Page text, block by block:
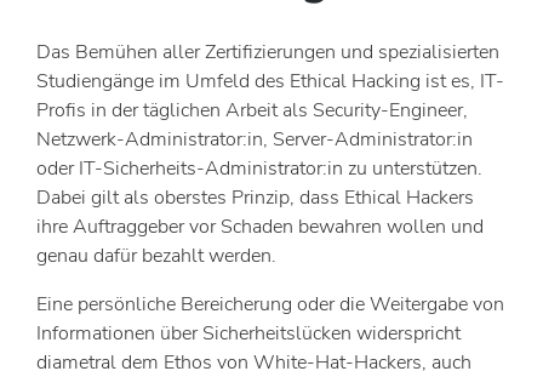
Das Bemühen aller Zertifizierungen und spezialisierten
Studiengänge im Umfeld des Ethical Hacking ist es, IT-
Profis in der täglichen Arbeit als Security-Engineer,
Netzwerk-Administrator:in, Server-Administrator:in
oder IT-Sicherheits-Administrator:in zu unterstützen.
Dabei gilt als oberstes Prinzip, dass Ethical Hackers
ihre Auftraggeber vor Schaden bewahren wollen und
genau dafür bezahlt werden.
Eine persönliche Bereicherung oder die Weitergabe von
Informationen über Sicherheitslücken widerspricht
diametral dem Ethos von White-Hat-Hackers, auch